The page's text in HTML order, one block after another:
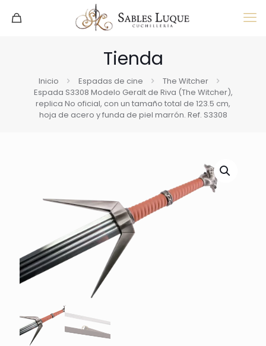
Tienda
Inicio Espadas de cine
The Witcher
Espada S3308 Modelo Geralt de Riva (The Witcher),
replica No oficial, con un tamaño total de 123.5 cm,
hoja de acero y funda de piel marrón. Ref. S3308